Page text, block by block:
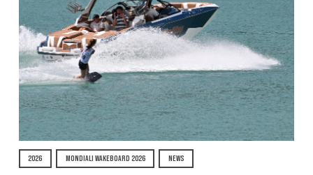
2026 MONDIALI WAKEBOARD 2026 NEWS